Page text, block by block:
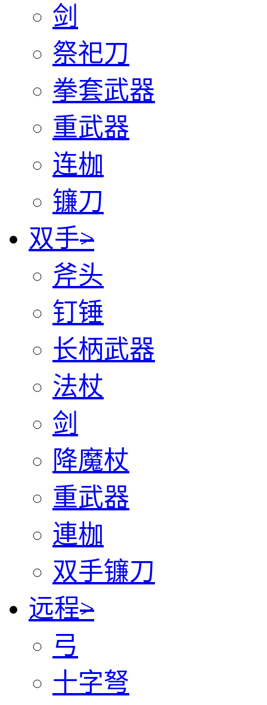
剑
祭祀刀
拳套武器
重武器
连枷
镰刀
双手>
斧头
钉锤
长柄武器
法杖
剑
降魔杖
重武器
連枷
双手镰刀
远程>
弓
十字弩